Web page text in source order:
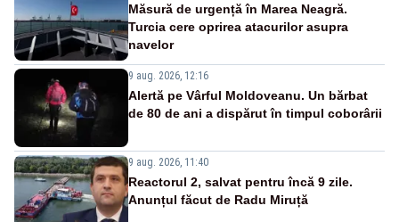
Măsură de urgență în Marea Neagră.
Turcia cere oprirea atacurilor asupra
navelor
9 aug. 2026, 12:16
Alertă pe Vârful Moldoveanu. Un bărbat
de 80 de ani a dispărut în timpul coborârii
9 aug. 2026, 11:40
Reactorul 2, salvat pentru încă 9 zile.
Anunțul făcut de Radu Miruță